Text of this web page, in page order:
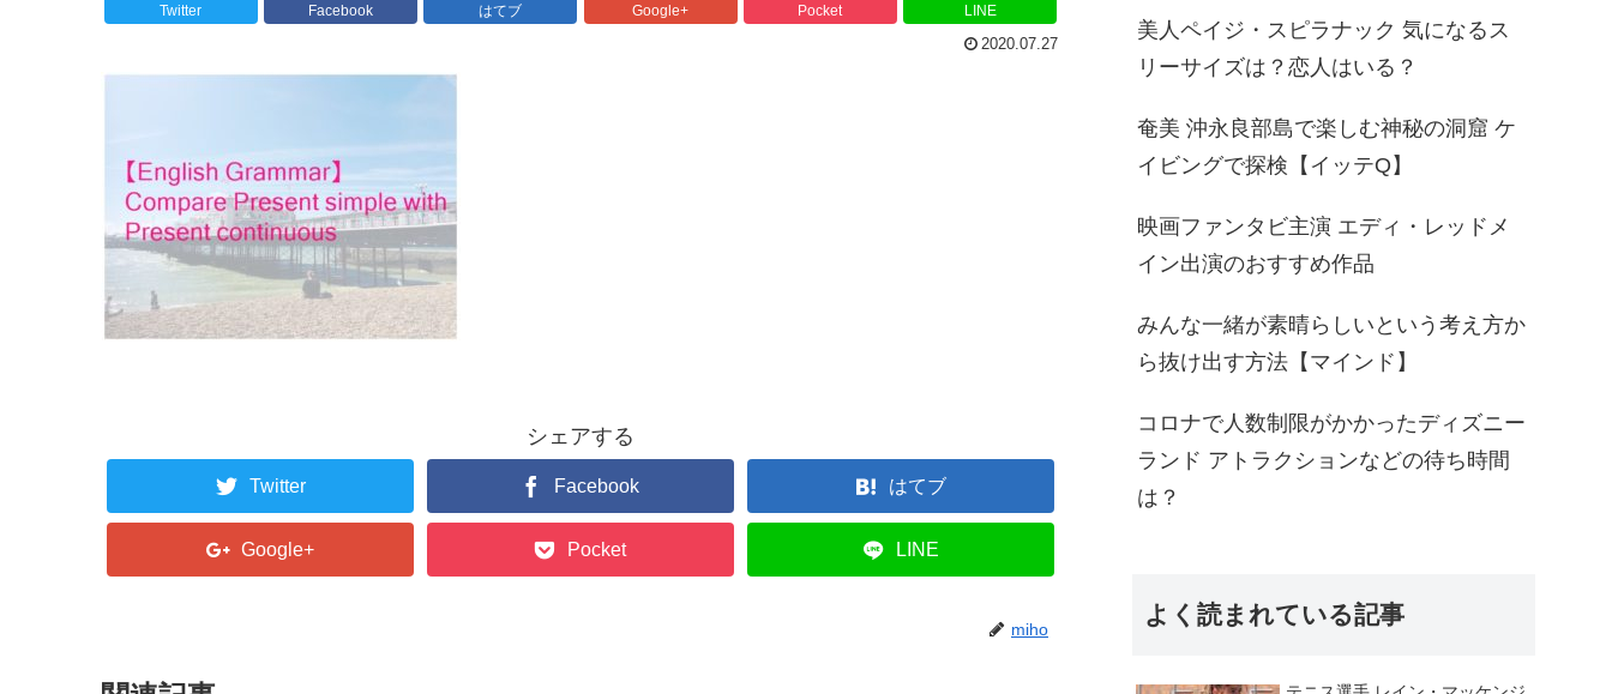
Twitter Facebook はてブ Google+ Pocket LINE
2020.07.27
シェアする
Twitter Facebook はてブ
Google+ Pocket LINE
miho
美人ペイジ・スピラナック 気になるス
リーサイズは？恋人はいる？
奄美 沖永良部島で楽しむ神秘の洞窟 ケ
イビングで探検【イッテQ】
映画ファンタビ主演 エディ・レッドメ
イン出演のおすすめ作品
みんな一緒が素晴らしいという考え方か
ら抜け出す方法【マインド】
コロナで人数制限がかかったディズニー
ランド アトラクションなどの待ち時間
は？
よく読まれている記事